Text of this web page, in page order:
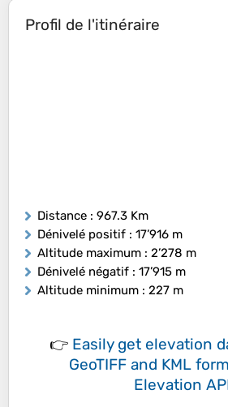
Profil de l'itinéraire
Distance : 967.3 Km
Dénivelé positif : 17’916 m
Altitude maximum : 2’278 m
Dénivelé négatif : 17’915 m
Altitude minimum : 227 m
👉 Easily get elevation
GeoTIFF and KML
Elevation